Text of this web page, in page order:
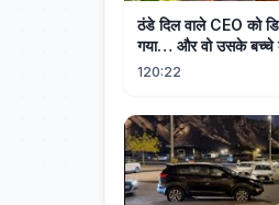
ठंडे दिल वाले CEO को
गया… और वो उसके बच्चे
120:22